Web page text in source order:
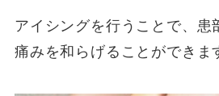
アイシングを行うことで、患
痛みを和らげることができま